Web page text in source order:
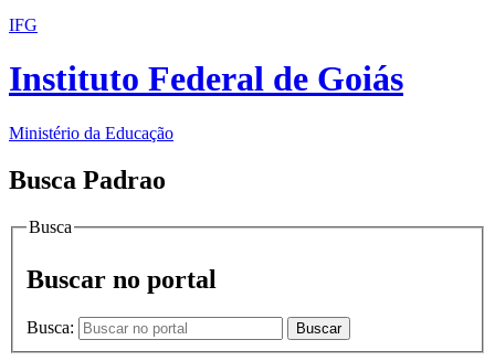
IFG
Instituto Federal de Goiás
Ministério da Educação
Busca Padrao
Busca
Buscar no portal
Busca: Buscar